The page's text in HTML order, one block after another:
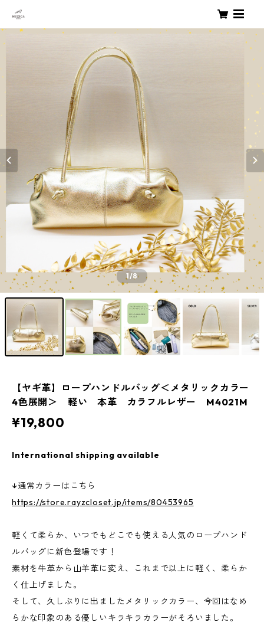
1/8
【ヤギ革】ロープハンドルバッグ＜メタリックカラー
4色展開＞ 軽い 本革 カラフルレザー M4021M
¥19,800
International shipping available
↓通常カラーはこちら
https://store.rayzcloset.jp/items/80453965
軽くて柔らか、いつでもどこでも使える人気のロープハンド
ルバッグに新色登場です！
素材を牛革から山羊革に変え、これまで以上に軽く、柔らか
く仕上げました。
そして、久しぶりに出ましたメタリックカラー、今回はなめ
らかな印象のある優しいキラキラカラーがそろいました。